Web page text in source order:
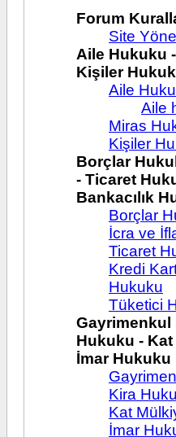
Forum
Site
Aile Hukuku
Kişiler
Aile
Aile
Miras
Kişiler
Borçlar
- Ticaret
Bankacılık
Borçlar
İcra ve
Ticaret
Kredi
Hukuku
Tüketici
Gayrimenkul
Hukuku -
İmar Hukuku
Kira
Kat
İmar